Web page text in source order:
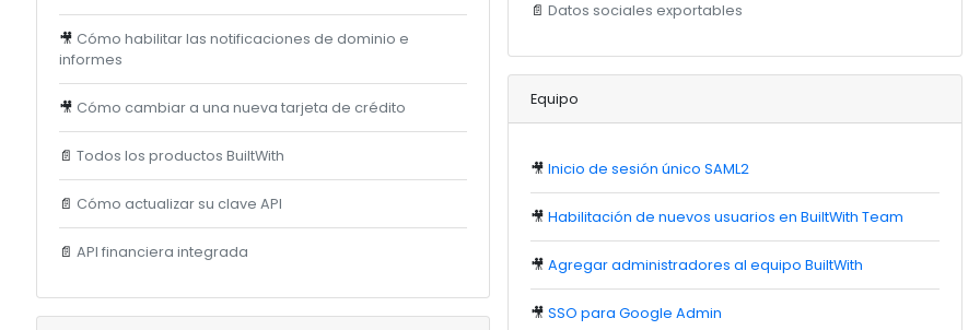
🎥 Cómo habilitar las notificaciones de dominio e
informes
🎥 Cómo cambiar a una nueva tarjeta de crédito
📄 Todos los productos BuiltWith
📄 Cómo actualizar su clave API
📄 API financiera integrada
📄Datos sociales exportables
Equipo
🎥Inicio de sesión único SAML2
🎥Habilitación de nuevos usuarios en BuiltWith Team
🎥Agregar administradores al equipo BuiltWith
🎥SSO para Google Admin